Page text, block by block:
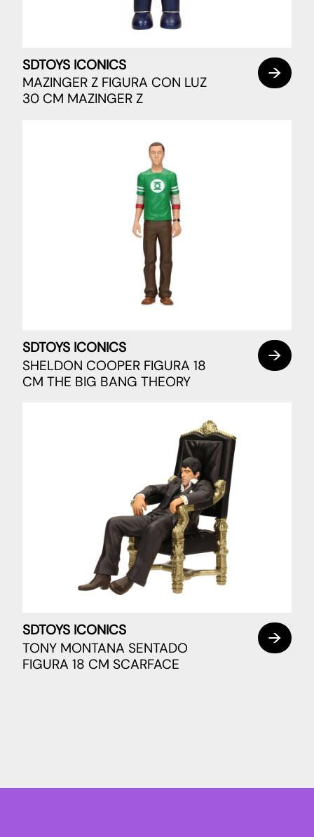
SDTOYS ICONICS
MAZINGER Z FIGURA CON LUZ
30 CM MAZINGER Z
SDTOYS ICONICS
SHELDON COOPER FIGURA 18
CM THE BIG BANG THEORY
SDTOYS ICONICS
TONY MONTANA SENTADO
FIGURA 18 CM SCARFACE